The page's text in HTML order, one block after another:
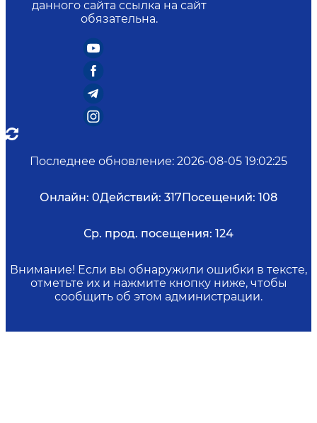
данного сайта ссылка на сайт
обязательна.
Последнее обновление: 2026-08-05 19:02:25
Онлайн: 0Действий: 317Посещений: 108
Ср. прод. посещения: 124
Внимание! Если вы обнаружили ошибки в тексте,
отметьте их и нажмите кнопку ниже, чтобы
сообщить об этом администрации.